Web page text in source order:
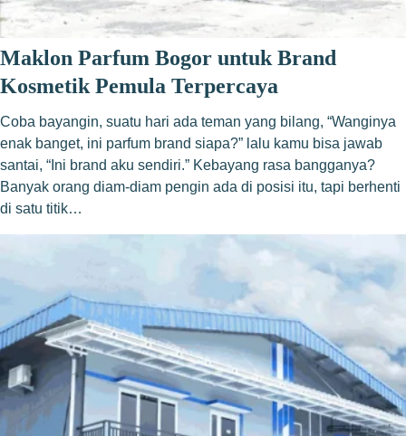
Maklon Parfum Bogor untuk Brand
Kosmetik Pemula Terpercaya
Coba bayangin, suatu hari ada teman yang bilang, “Wanginya
enak banget, ini parfum brand siapa?” lalu kamu bisa jawab
santai, “Ini brand aku sendiri.” Kebayang rasa bangganya?
Banyak orang diam-diam pengin ada di posisi itu, tapi berhenti
di satu titik…